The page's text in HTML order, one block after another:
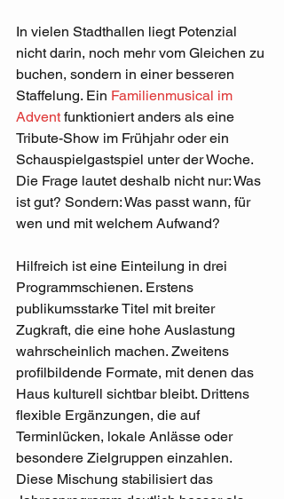
In vielen Stadthallen liegt Potenzial
nicht darin, noch mehr vom Gleichen zu
buchen, sondern in einer besseren
Staffelung. Ein Familienmusical im
Advent funktioniert anders als eine
Tribute-Show im Frühjahr oder ein
Schauspielgastspiel unter der Woche.
Die Frage lautet deshalb nicht nur: Was
ist gut? Sondern: Was passt wann, für
wen und mit welchem Aufwand?
Hilfreich ist eine Einteilung in drei
Programmschienen. Erstens
publikumsstarke Titel mit breiter
Zugkraft, die eine hohe Auslastung
wahrscheinlich machen. Zweitens
profilbildende Formate, mit denen das
Haus kulturell sichtbar bleibt. Drittens
flexible Ergänzungen, die auf
Terminlücken, lokale Anlässe oder
besondere Zielgruppen einzahlen.
Diese Mischung stabilisiert das